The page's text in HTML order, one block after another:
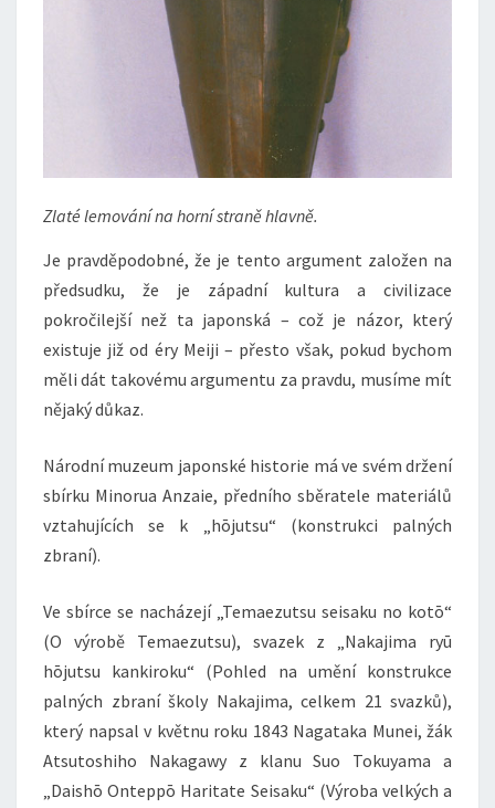
Zlaté lemování na horní straně hlavně.
Je pravděpodobné, že je tento argument založen na
předsudku, že je západní kultura a civilizace
pokročilejší než ta japonská – což je názor, který
existuje již od éry Meiji – přesto však, pokud bychom
měli dát takovému argumentu za pravdu, musíme mít
nějaký důkaz.
Národní muzeum japonské historie má ve svém držení
sbírku Minorua Anzaie, předního sběratele materiálů
vztahujících se k „hōjutsu“ (konstrukci palných
zbraní).
Ve sbírce se nacházejí „Temaezutsu seisaku no kotō“
(O výrobě Temaezutsu), svazek z „Nakajima ryū
hōjutsu kankiroku“ (Pohled na umění konstrukce
palných zbraní školy Nakajima, celkem 21 svazků),
který napsal v květnu roku 1843 Nagataka Munei, žák
Atsutoshiho Nakagawy z klanu Suo Tokuyama a
„Daishō Onteppō Haritate Seisaku“ (Výroba velkých a